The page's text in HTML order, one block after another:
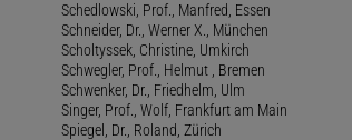
Schedlowski, Prof., Manfred, Essen
Schneider, Dr., Werner X., München
Scholtyssek, Christine, Umkirch
Schwegler, Prof., Helmut , Bremen
Schwenker, Dr., Friedhelm, Ulm
Singer, Prof., Wolf, Frankfurt am Main
Spiegel, Dr., Roland, Zürich